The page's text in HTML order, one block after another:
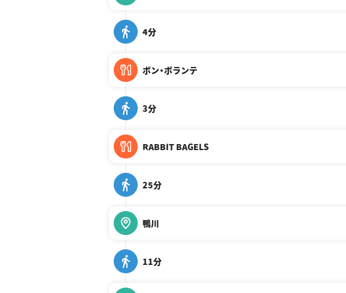
4分
ボン・ボランテ
3分
RABBIT BAGELS
25分
鴨川
11分